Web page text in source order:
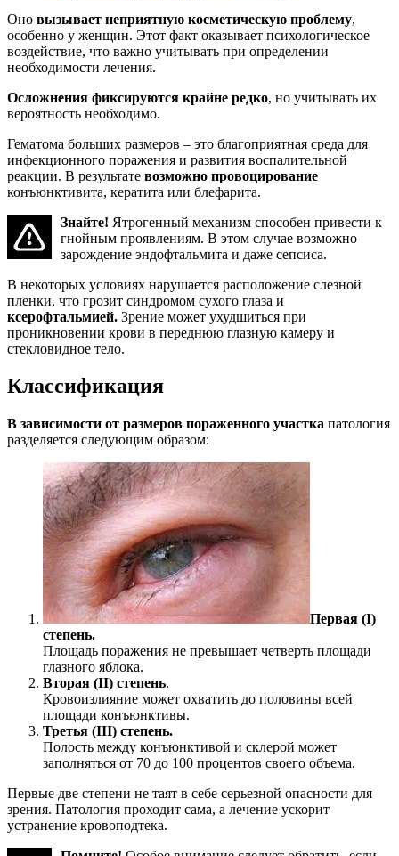
Оно вызывает неприятную косметическую проблему,
особенно у женщин. Этот факт оказывает психологическое
воздействие, что важно учитывать при определении
необходимости лечения.
Осложнения фиксируются крайне редко, но учитывать их
вероятность необходимо.
Гематома больших размеров – это благоприятная среда для
инфекционного поражения и развития воспалительной
реакции. В результате возможно провоцирование
конъюнктивита, кератита или блефарита.
Знайте! Ятрогенный механизм способен привести к
гнойным проявлениям. В этом случае возможно
зарождение эндофтальмита и даже сепсиса.
В некоторых условиях нарушается расположение слезной
пленки, что грозит синдромом сухого глаза и
ксерофтальмией. Зрение может ухудшиться при
проникновении крови в переднюю глазную камеру и
стекловидное тело.
Классификация
В зависимости от размеров пораженного участка патология
разделяется следующим образом:
Первая (I)
степень.
Площадь поражения не превышает четверть площади
глазного яблока.
Вторая (II) степень.
Кровоизлияние может охватить до половины всей
площади конъюнктивы.
Третья (III) степень.
Полость между конъюнктивой и склерой может
заполняться от 70 до 100 процентов своего объема.
Первые две степени не таят в себе серьезной опасности для
зрения. Патология проходит сама, а лечение ускорит
устранение кровоподтека.